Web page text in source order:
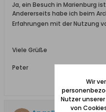
Ja, ein Besuch in Marienburg
Andererseits habe ich beim
Erfahrungen mit der Nutzung
Viele Grüße
Peter
Wir
Nutzer
von